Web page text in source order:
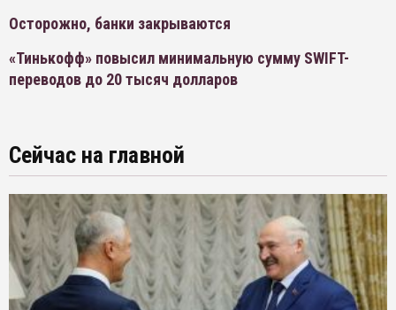
Осторожно, банки закрываются
«Тинькофф» повысил минимальную сумму SWIFT-
переводов до 20 тысяч долларов
Сейчас на главной